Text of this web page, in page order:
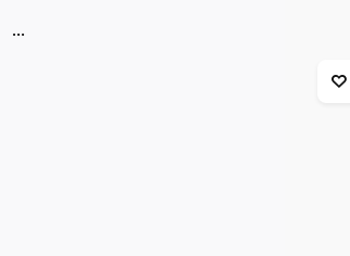
...